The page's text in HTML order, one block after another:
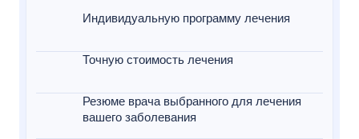
Индивидуальную программу лечения
Точную стоимость лечения
Резюме врача выбранного для лечения
вашего заболевания